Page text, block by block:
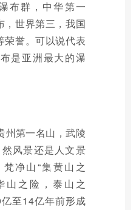
布群，中华第一
，世界第三，我国
荣誉。可以说代表
是亚洲最大的瀑
州第一名山，武陵
风景还是人文景
净山“集黄山之
山之险，泰山之
至14亿年前形成